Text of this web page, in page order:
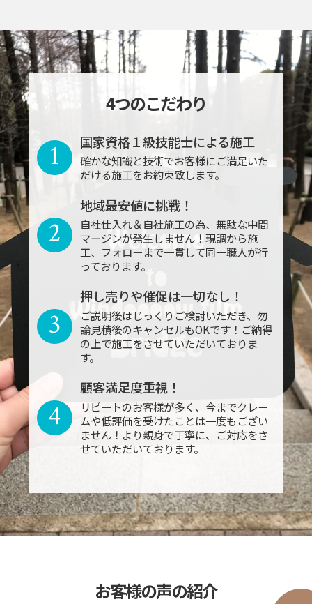
4つのこだわり
国家資格１級技能士による施工
確かな知識と技術でお客様にご満足いた
だける施工をお約束致します。
1
地域最安値に挑戦！
自社仕入れ＆自社施工の為、無駄な中間
マージンが発生しません！現調から施
工、フォローまで一貫して同一職人が行
っております。
2
押し売りや催促は一切なし！
ご説明後はじっくりご検討いただき、勿
論見積後のキャンセルもOKです！ご納得
の上で施工をさせていただいておりま
す。
3
顧客満足度重視！
リピートのお客様が多く、今までクレー
ムや低評価を受けたことは一度もござい
ません！より親身で丁寧に、ご対応をさ
せていただいております。
4
お客様の声の紹介